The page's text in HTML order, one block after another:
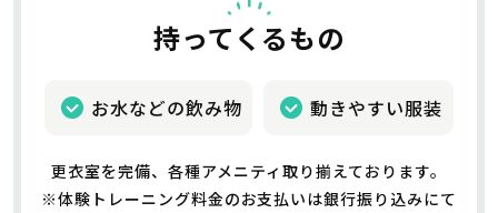
持ってくるもの
お水などの飲み物 動きやすい服装
更衣室を完備、各種アメニティ取り揃えております。
※体験トレーニング料金のお支払いは銀行振り込みにて